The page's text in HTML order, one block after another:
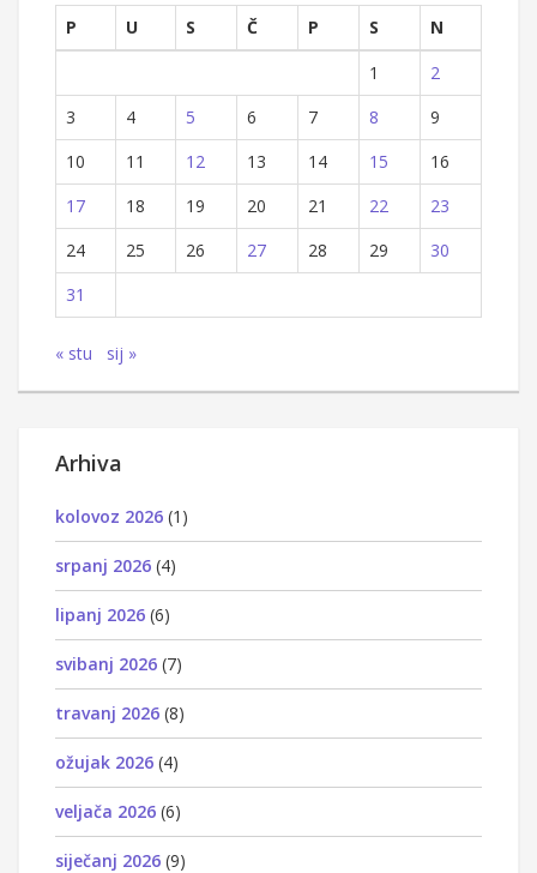
P U S Č P S
N
1
2
3
4 5 6 7 8
9
10
11 12 13 14 15
16
17
18 19 20 21 22
23
24
25 26 27 28 29
30
31
« stu sij »
Arhiva
kolovoz 2026 (1)
srpanj 2026 (4)
lipanj 2026 (6)
svibanj 2026 (7)
travanj 2026 (8)
ožujak 2026 (4)
veljača 2026 (6)
siječanj 2026 (9)